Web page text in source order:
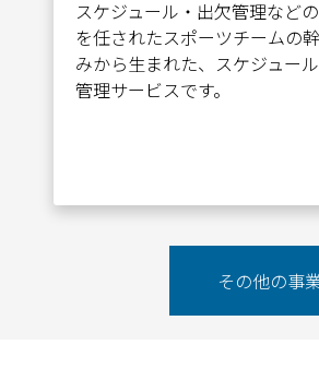
スケジュール・出欠管理など
を任されたスポーツチームの
みから生まれた、スケジュー
管理サービスです。
その他の事